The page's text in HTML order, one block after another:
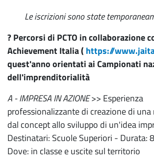
Le iscrizioni sono state
? Percorsi di PCTO in collaborazione
Achievement Italia ( https://
quest'anno orientati ai Campionati
dell'imprenditorialità
A - IMPRESA IN AZIONE>> Esperienza
professionalizzante di creazione di
dal concept allo sviluppo di un'idea
Destinatari: Scuole Superiori - Durata:
Dove: in classe e uscite sul territorio